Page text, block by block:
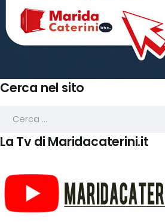
Cerca nel sito
La Tv di Maridacaterini.it